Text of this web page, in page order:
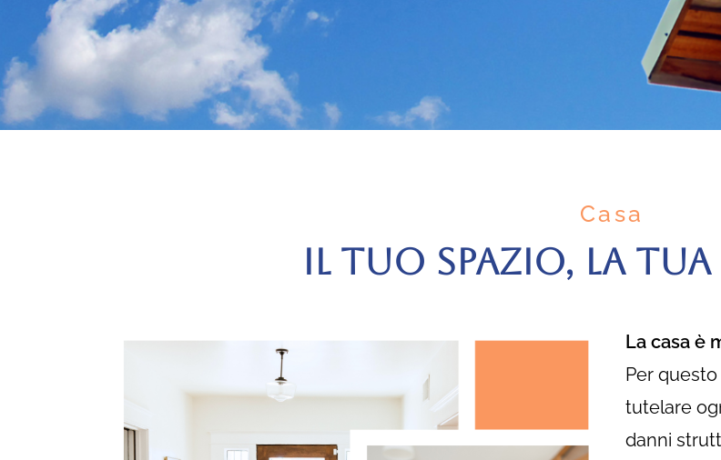
Casa
IL TUO SPAZIO, LA
La casa è
Per
tutelare
danni